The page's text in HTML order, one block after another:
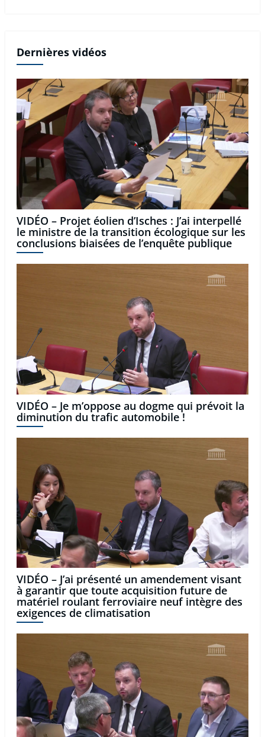
Dernières vidéos
VIDÉO – Projet éolien d’Isches : J’ai interpellé
le ministre de la transition écologique sur les
conclusions biaisées de l’enquête publique
VIDÉO – Je m’oppose au dogme qui prévoit la
diminution du trafic automobile !
VIDÉO – J’ai présenté un amendement visant
à garantir que toute acquisition future de
matériel roulant ferroviaire neuf intègre des
exigences de climatisation